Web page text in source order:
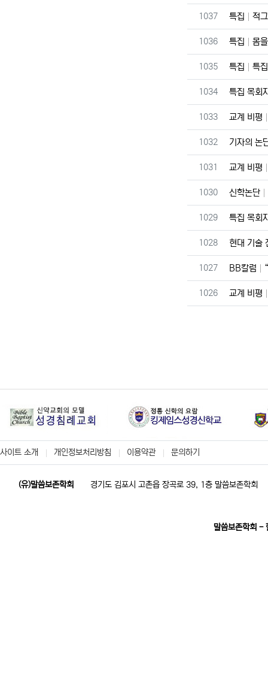
번호
1037 특집 적
번호
1036 특집 몸
번호
1035 특집 특
번호
1034 특집 목회
번호
1033 교계 비평
번호
1032 기자의 논
번호
1031 교계 비평
번호
1030 신학논단
번호
1029 특집 목회
번호
1028 현대 기술
번호
1027 BB칼럼
번호
1026 교계 비평
사이트 소개 개인정보처리방침 이용약관 문의하기
(유)말씀보존학회 경기도 김포시 고촌읍 장곡로 39, 1층 말씀보존학회
말씀보존학회 -